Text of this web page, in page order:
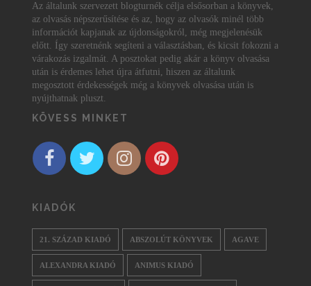
Az általunk szervezett blogturnék célja elsősorban a könyvek,
az olvasás népszerűsítése és az, hogy az olvasók minél több
információt kapjanak az újdonságokról, még megjelenésük
előtt. Így szeretnénk segíteni a választásban, és kicsit fokozni a
várakozás izgalmát. A posztokat pedig akár a könyv olvasása
után is érdemes lehet újra átfutni, hiszen az általunk
megosztott érdekességek még a könyvek olvasása után is
nyújthatnak pluszt.
KÖVESS MINKET
KIADÓK
21. SZÁZAD KIADÓ ABSZOLÚT KÖNYVEK AGAVE
ALEXANDRA KIADÓ ANIMUS KIADÓ